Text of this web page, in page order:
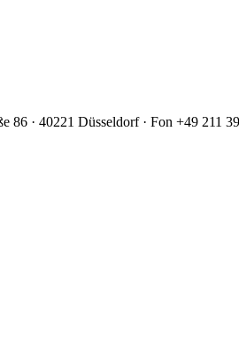
86 · 40221 Düsseldorf · Fon +49 211